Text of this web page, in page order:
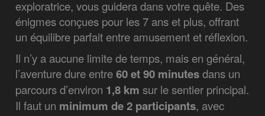
exploratrice, vous guidera dans votre quête. Des
énigmes conçues pour les 7 ans et plus, offrant
un équilibre parfait entre amusement et réflexion.
Il n’y a aucune limite de temps, mais en général,
l’aventure dure entre60 et 90 minutesdans un
parcours d’environ 1,8 km sur le sentier principal.
Il faut un minimum de 2 participants, avec